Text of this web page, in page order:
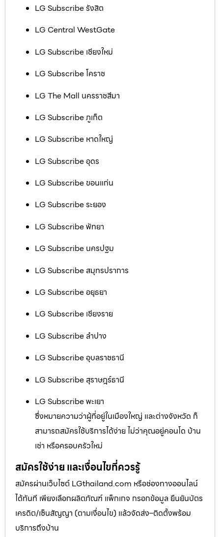
LG Subscribe รังสิต
LG Central WestGate
LG Subscribe เชียงใหม่
LG Subscribe โคราช
LG The Mall นครราชสีมา
LG Subscribe ภูเก็ต
LG Subscribe หาดใหญ่
LG Subscribe อุดร
LG Subscribe ขอนแก่น
LG Subscribe ระยอง
LG Subscribe พัทยา
LG Subscribe นครปฐม
LG Subscribe สมุทรปราการ
LG Subscribe อยุธยา
LG Subscribe เชียงราย
LG Subscribe ลำปาง
LG Subscribe อุบลราชธานี
LG Subscribe สุราษฎร์ธานี
LG Subscribe พะเยา
ซึ่งหมายความว่าผู้ที่อยู่ในเมืองใหญ่ และต่างจังหวัด ก็
สามารถสมัครใช้บริการได้ง่าย ไม่ว่าคุณอยู่คอนโด บ้าน
เช่า หรือครอบครัวใหม่
สมัครใช้ง่าย และเงื่อนไขที่ควรรู้
สมัครผ่านเว็บไซต์ LGthailand.com หรือช่องทางออนไลน์
ได้ทันที เพียงเลือกผลิตภัณฑ์ แพ็กเกจ กรอกข้อมูล ยืนยันบัตร
เครดิต/เซ็นสัญญา (ตามเงื่อนไข) แล้วจัดส่ง–ติดตั้งพร้อม
บริการถึงบ้าน